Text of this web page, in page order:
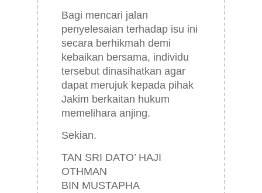
Bagi mencari jalan
penyelesaian terhadap isu ini
secara berhikmah demi
kebaikan bersama, individu
tersebut dinasihatkan agar
dapat merujuk kepada pihak
Jakim berkaitan hukum
memelihara anjing.
Sekian.
TAN SRI DATO’ HAJI
OTHMAN
BIN MUSTAPHA